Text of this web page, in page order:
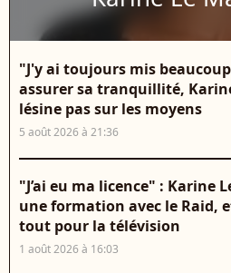
"J'y ai toujours mis
assurer sa tranquillité,
lésine pas sur les moyens
5 août 2026 à 21:36
"J’ai eu ma licence" : Karine
une formation avec le Raid,
tout pour la télévision
1 août 2026 à 16:03